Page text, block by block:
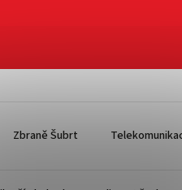
Zbraně Šubrt